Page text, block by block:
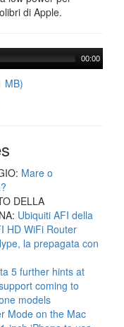
di Apple.
00:00
MB)
Mare o
DELLA
Ubiquiti AFI della
HD WiFi Router
la prepagata con
5 further hints at
coming to
models
Mode on the Mac